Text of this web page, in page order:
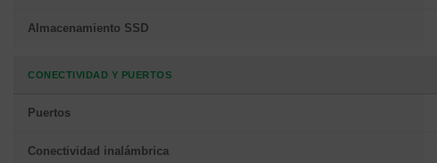
Almacenamiento SSD
CONECTIVIDAD Y PUERTOS
Puertos
Conectividad inalámbrica